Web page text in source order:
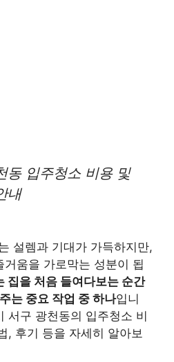
동 입주청소 비용 및
내
설렘과 기대가 가득하지만,
움을 가로막는 성분이 됩
집을 처음 들여다보는 순간
는 중요 작업 중 하나입니
서구 광천동의 입주청소 비
, 후기 등을 자세히 알아보